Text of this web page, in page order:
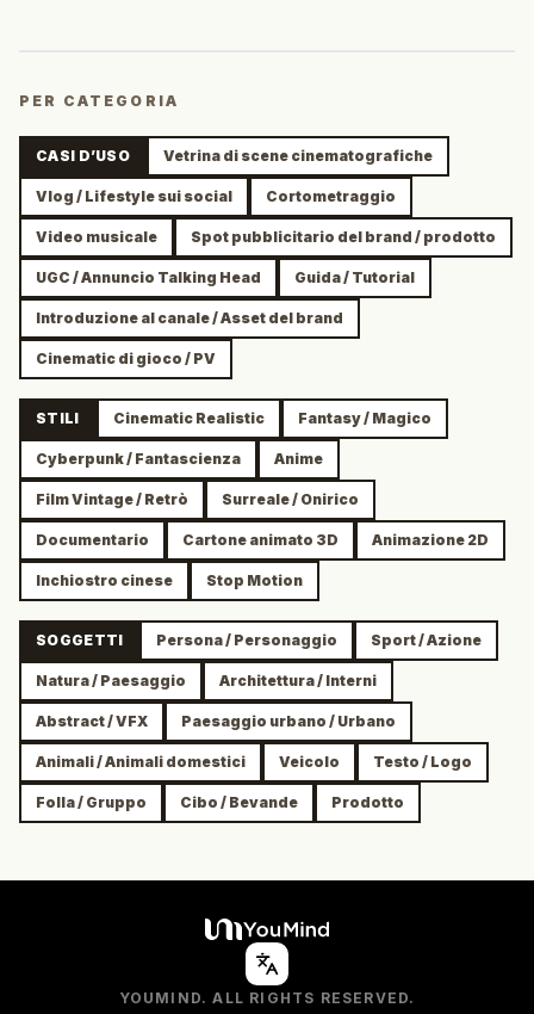
PER CATEGORIA
CASI D’USO Vetrina di scene cinematografiche
Vlog / Lifestyle sui social Cortometraggio
Video musicale Spot pubblicitario del brand / prodotto
UGC / Annuncio Talking Head Guida / Tutorial
Introduzione al canale / Asset del brand
Cinematic di gioco / PV
STILI Cinematic Realistic Fantasy / Magico
Cyberpunk / Fantascienza Anime
Film Vintage / Retrò Surreale / Onirico
Documentario Cartone animato 3D Animazione 2D
Inchiostro cinese Stop Motion
SOGGETTI Persona / Personaggio Sport / Azione
Natura / Paesaggio Architettura / Interni
Abstract / VFX Paesaggio urbano / Urbano
Animali / Animali domestici Veicolo Testo / Logo
Folla / Gruppo Cibo / Bevande Prodotto
YOUMIND. ALL RIGHTS RESERVED.